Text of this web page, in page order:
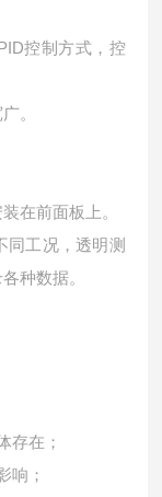
控制方式，控
。
在前面板上。
同工况，透明测
种数据。
存在；
响；